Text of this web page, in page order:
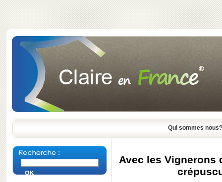
Qui sommes nous?
Avec les Vignerons